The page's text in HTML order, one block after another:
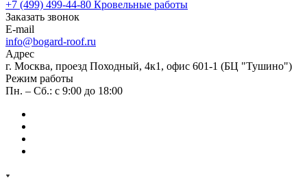
+7 (499) 499-44-80 Кровельные работы
Заказать звонок
E-mail
info@bogard-roof.ru
Адрес
г. Москва, проезд Походный, 4к1, офис 601-1 (БЦ "Тушино")
Режим работы
Пн. – Сб.: с 9:00 до 18:00